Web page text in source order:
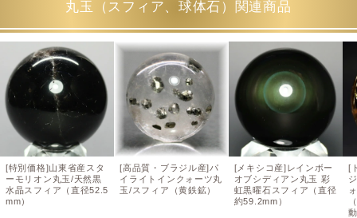
丸玉（スフィア、球体石）関連商品
[特別価格]山東省産スタ
ーモリオン丸玉/天然黒
水晶スフィア（直径52.5
mm）
[高品質・ブラジル産]パ
イライトインクォーツ丸
玉/スフィア（黄鉄鉱）
[メキシコ産]レインボー
オブシディアン丸玉 彩
虹黒曜石スフィア（直径
約59.2mm）
[